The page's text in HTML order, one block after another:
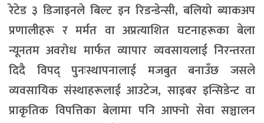
रेटेड ३ डिजाइनले बिल्ट इन रिडन्डेन्सी, बलियो ब्याकअप
प्रणालीहरू र मर्मत वा अप्रत्याशित घटनाहरूका बेला
न्यूनतम अवरोध मार्फत व्यापार व्यवसायलाई निरन्तरता
दिदै विपद् पुनःस्थापनालाई मजबुत बनाउँछ जसले
व्यवसायिक संस्थाहरूलाई आउटेज, साइबर इन्सिडेन्ट वा
प्राकृतिक विपत्तिका बेलामा पनि आफ्नो सेवा सञ्चालन